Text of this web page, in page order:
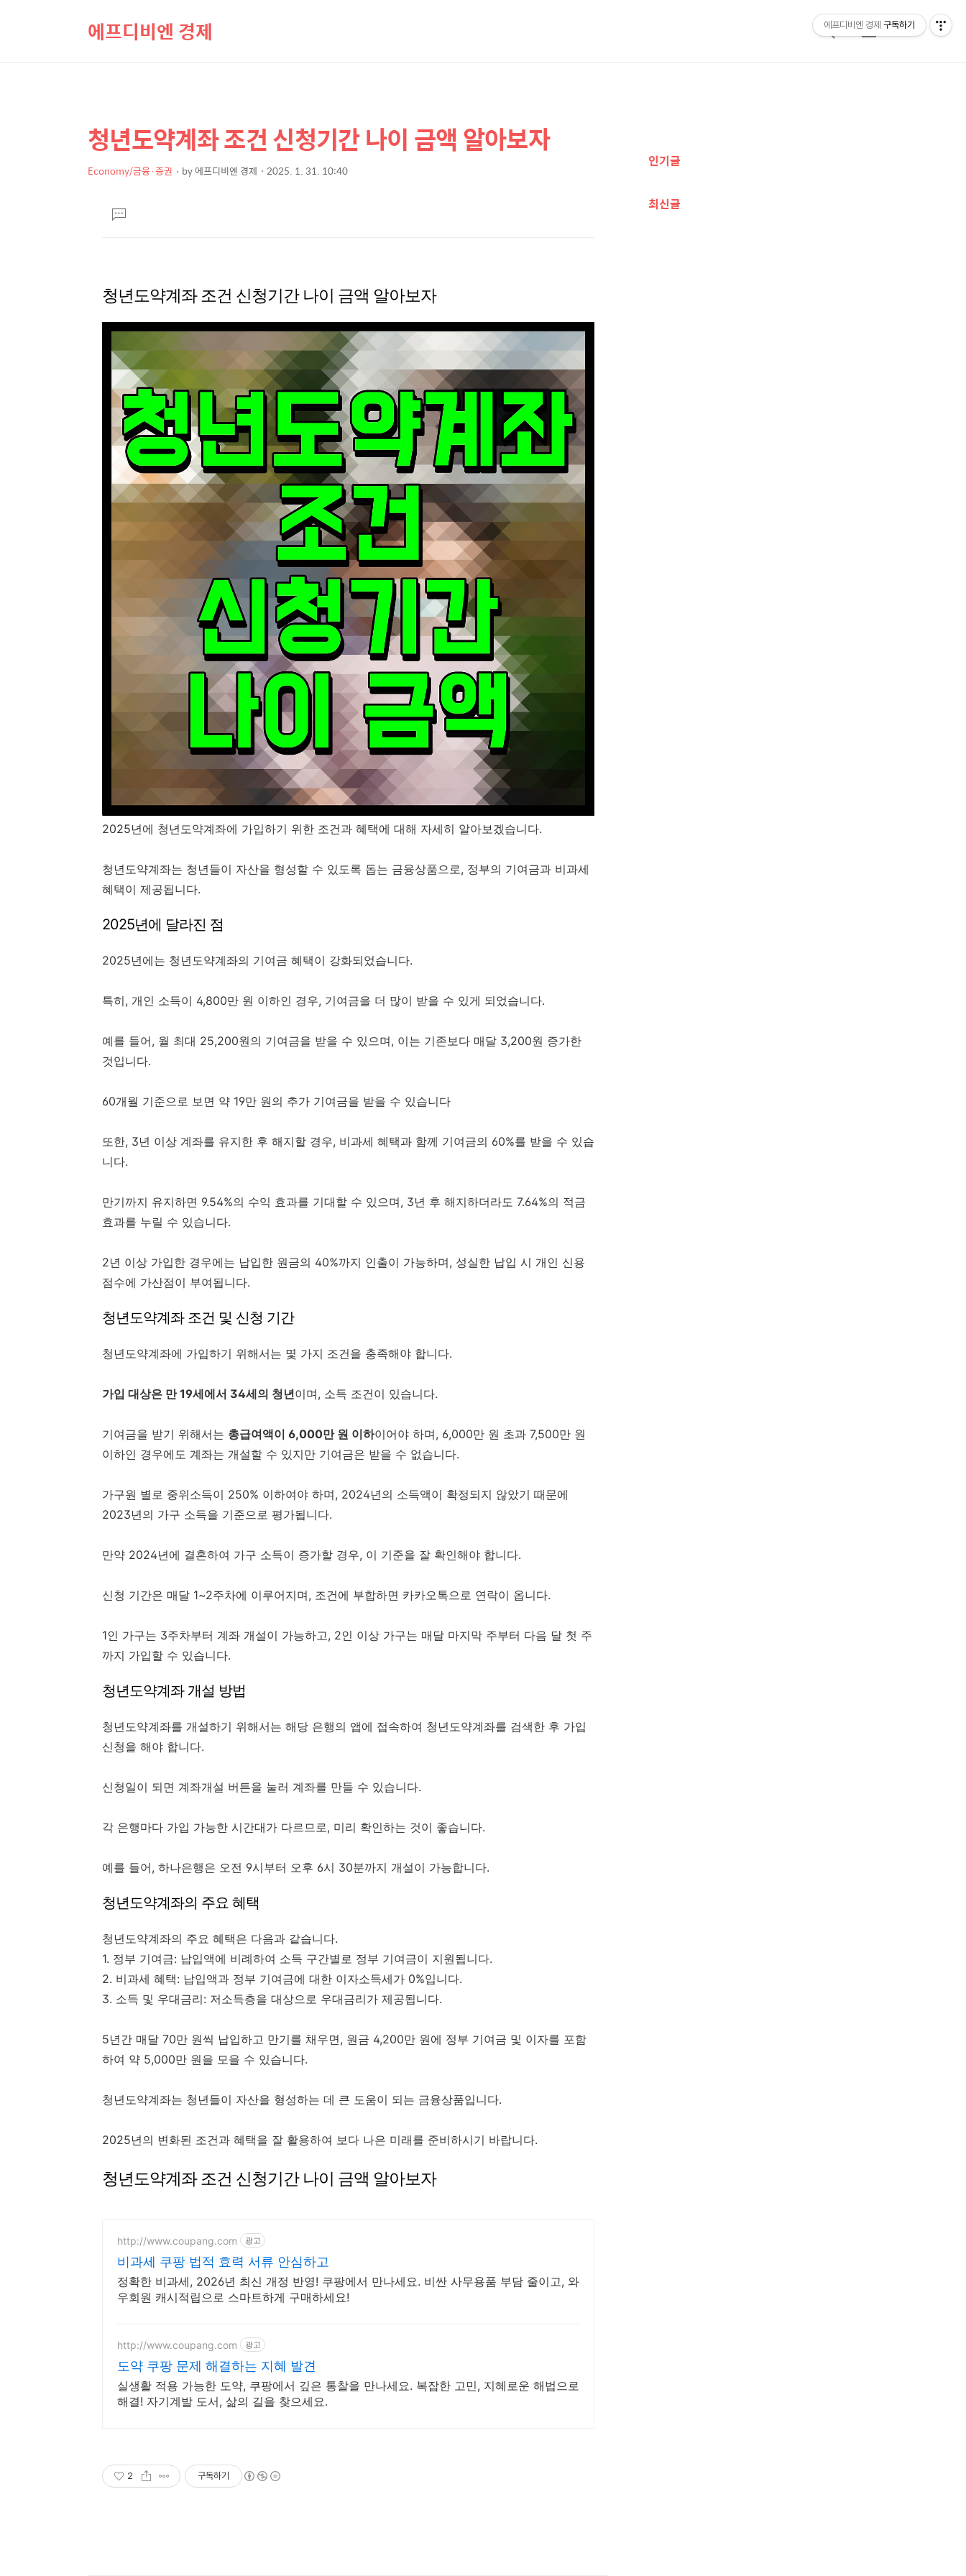
에프디비엔 경제
검
메
상
세
컨
본
문
제
청년도약계좌 조건 신청기간 나이 금액 알아보자
Economy/금융·증권 by에프디비엔 경제 2025. 1. 31. 10:40
댓
글
청년도약계좌 조건 신청기간 나이 금액 알아보자
2025년에 청년도약계좌에 가입하기 위한 조건과 혜택에 대해 자세히 알아보겠습니다.
청년도약계좌는 청년들이 자산을 형성할 수 있도록 돕는 금융상품으로, 정부의 기여금과 비과세
혜택이 제공됩니다.
2025년에 달라진 점
2025년에는 청년도약계좌의 기여금 혜택이 강화되었습니다.
특히, 개인 소득이 4,800만 원 이하인 경우, 기여금을 더 많이 받을 수 있게 되었습니다.
예를 들어, 월 최대 25,200원의 기여금을 받을 수 있으며, 이는 기존보다 매달 3,200원 증가한
것입니다.
60개월 기준으로 보면 약 19만 원의 추가 기여금을 받을 수 있습니다
또한, 3년 이상 계좌를 유지한 후 해지할 경우, 비과세 혜택과 함께 기여금의 60%를 받을 수 있습
니다.
만기까지 유지하면 9.54%의 수익 효과를 기대할 수 있으며, 3년 후 해지하더라도 7.64%의 적금
효과를 누릴 수 있습니다.
2년 이상 가입한 경우에는 납입한 원금의 40%까지 인출이 가능하며, 성실한 납입 시 개인 신용
점수에 가산점이 부여됩니다.
청년도약계좌 조건 및 신청 기간
청년도약계좌에 가입하기 위해서는 몇 가지 조건을 충족해야 합니다.
가입 대상은 만 19세에서 34세의 청년이며, 소득 조건이 있습니다.
기여금을 받기 위해서는 총급여액이 6,000만 원 이하이어야 하며, 6,000만 원 초과 7,500만 원
이하인 경우에도 계좌는 개설할 수 있지만 기여금은 받을 수 없습니다.
가구원 별로 중위소득이 250% 이하여야 하며, 2024년의 소득액이 확정되지 않았기 때문에
2023년의 가구 소득을 기준으로 평가됩니다.
만약 2024년에 결혼하여 가구 소득이 증가할 경우, 이 기준을 잘 확인해야 합니다.
신청 기간은 매달 1~2주차에 이루어지며, 조건에 부합하면 카카오톡으로 연락이 옵니다.
1인 가구는 3주차부터 계좌 개설이 가능하고, 2인 이상 가구는 매달 마지막 주부터 다음 달 첫 주
까지 가입할 수 있습니다.
청년도약계좌 개설 방법
청년도약계좌를 개설하기 위해서는 해당 은행의 앱에 접속하여 청년도약계좌를 검색한 후 가입
신청을 해야 합니다.
신청일이 되면 계좌개설 버튼을 눌러 계좌를 만들 수 있습니다.
각 은행마다 가입 가능한 시간대가 다르므로, 미리 확인하는 것이 좋습니다.
예를 들어, 하나은행은 오전 9시부터 오후 6시 30분까지 개설이 가능합니다.
청년도약계좌의 주요 혜택
청년도약계좌의 주요 혜택은 다음과 같습니다.
1. 정부 기여금: 납입액에 비례하여 소득 구간별로 정부 기여금이 지원됩니다.
2. 비과세 혜택: 납입액과 정부 기여금에 대한 이자소득세가 0%입니다.
3. 소득 및 우대금리: 저소득층을 대상으로 우대금리가 제공됩니다.
5년간 매달 70만 원씩 납입하고 만기를 채우면, 원금 4,200만 원에 정부 기여금 및 이자를 포함
하여 약 5,000만 원을 모을 수 있습니다.
청년도약계좌는 청년들이 자산을 형성하는 데 큰 도움이 되는 금융상품입니다.
2025년의 변화된 조건과 혜택을 잘 활용하여 보다 나은 미래를 준비하시기 바랍니다.
청년도약계좌 조건 신청기간 나이 금액 알아보자
http://www.coupang.com 광고
비과세 쿠팡 법적 효력 서류 안심하고
정확한 비과세, 2026년 최신 개정 반영! 쿠팡에서 만나세요. 비싼 사무용품 부담 줄이고, 와
우회원 캐시적립으로 스마트하게 구매하세요!
http://www.coupang.com 광고
도약 쿠팡 문제 해결하는 지혜 발견
실생활 적용 가능한 도약, 쿠팡에서 깊은 통찰을 만나세요. 복잡한 고민, 지혜로운 해법으로
해결! 자기계발 도서, 삶의 길을 찾으세요.
2 구독하기
가
보
인기글
최신글
에프디비엔 경제 구독하기